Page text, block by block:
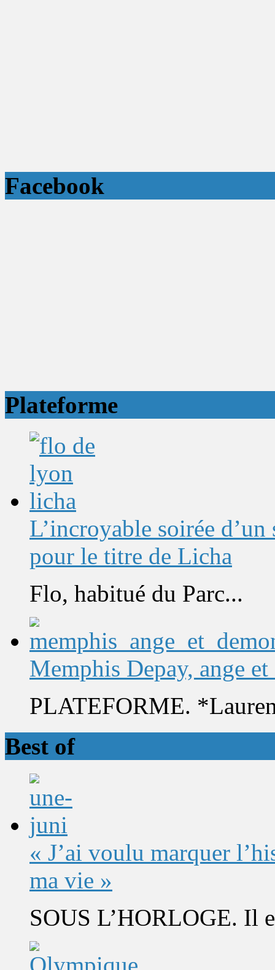
Facebook
Plateforme
L’incroyable soirée
pour le titre de Licha
Flo, habitué du Parc...
Memphis Depay, ange et
PLATEFORME.
Best of
« J’ai voulu marquer
ma vie »
SOUS L’HORLOGE. Il